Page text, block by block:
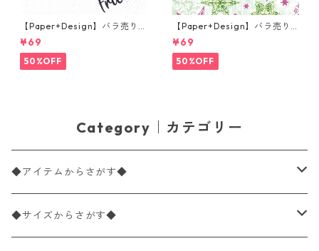
【Paper+Design】バラ売り2
枚 ランチサイズ ペーパーナプ
キン Dog & Cat ホワイト
¥69
50%OFF
【Paper+Design】バラ売り2
枚 ランチサイズ ペーパーナプ
キン DELICATE STARS グリー
ン
¥69
50%OFF
Category｜カテゴリー
◆アイテムからさがす◆
ペーパーナプキン2枚バラ売り
◆サイズからさがす◆